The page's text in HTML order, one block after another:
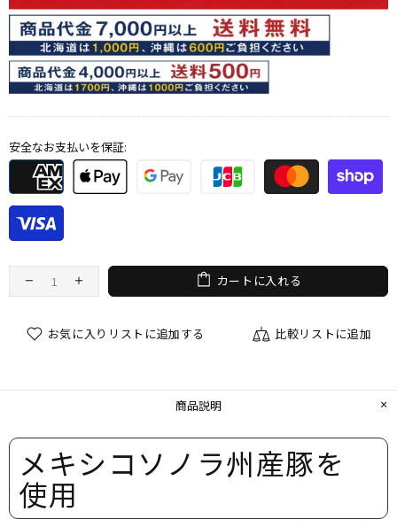
安全なお支払いを保証:
カートに入れる
お気に入りリストに追加する 比較リストに追加
商品説明
メキシコソノラ州産豚を​
使用